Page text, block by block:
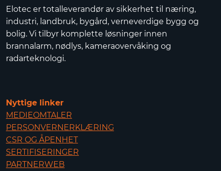
Elotec er totalleverandør av sikkerhet til næring,
industri, landbruk, bygård, verneverdige bygg og
bolig. Vi tilbyr komplette løsninger innen
brannalarm, nødlys, kameraovervåking og
radarteknologi.
Nyttige linker
MEDIEOMTALER
PERSONVERNERKLÆRING
CSR OG ÅPENHET
SERTIFISERINGER
PARTNERWEB